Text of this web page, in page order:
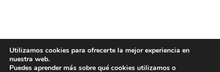
Utilizamos cookies para ofrecerte la mejor experiencia en
nuestra web.
Puedes aprender más sobre qué cookies utilizamos o